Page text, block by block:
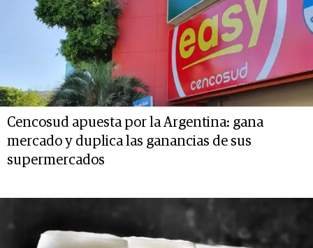
Cencosud apuesta por la Argentina: gana
mercado y duplica las ganancias de sus
supermercados